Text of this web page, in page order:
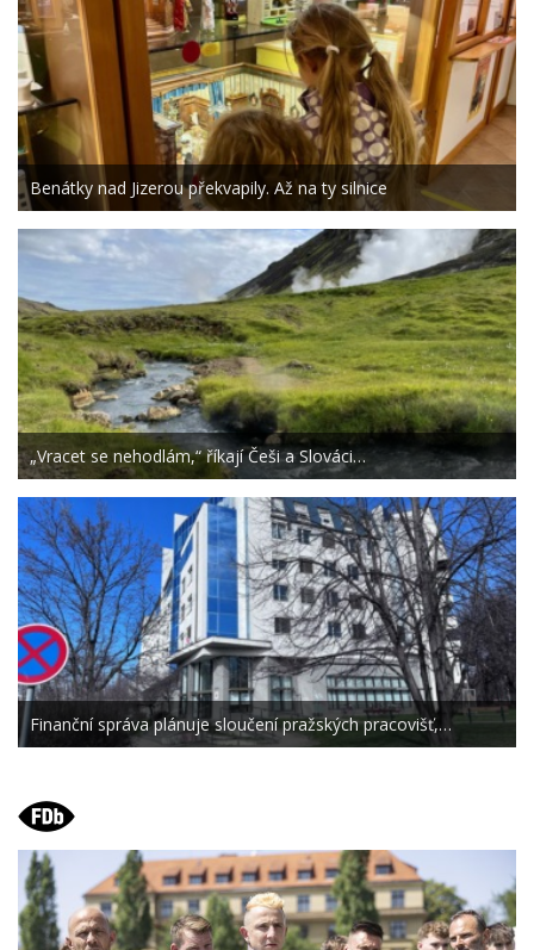
Benátky nad Jizerou překvapily. Až na ty silnice
„Vracet se nehodlám,“ říkají Češi a Slováci…
Finanční správa plánuje sloučení pražských pracovišť,…